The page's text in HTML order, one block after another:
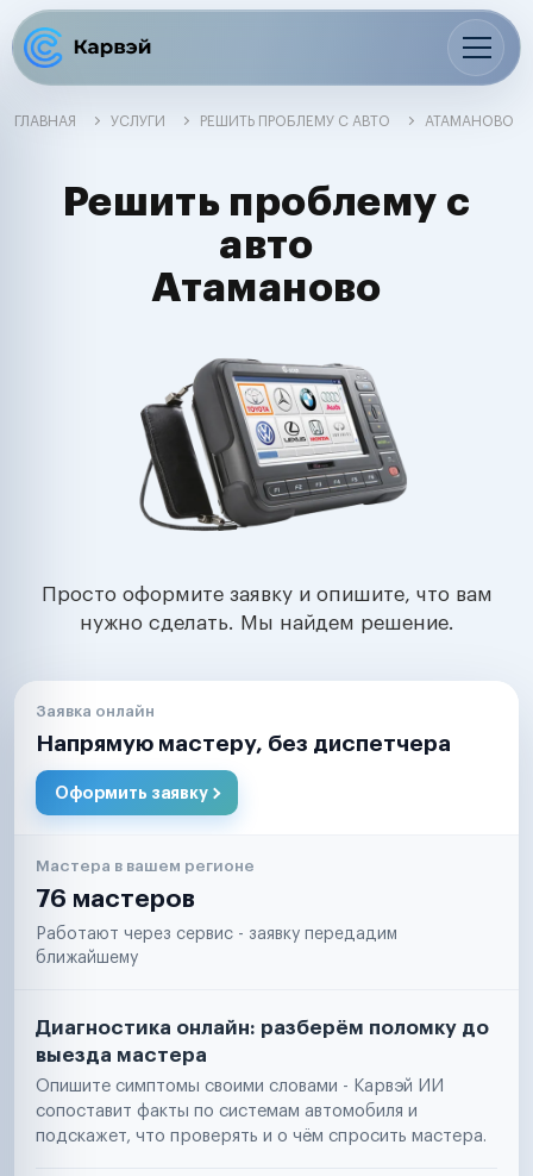
ГЛАВНАЯ УСЛУГИ РЕШИТЬ ПРОБЛЕМУ С АВТО АТАМАНОВО
Решить проблему с
авто
Атаманово
Просто оформите заявку и опишите, что вам
нужно сделать. Мы найдем решение.
Заявка онлайн
Напрямую мастеру, без диспетчера
Оформить заявку
Мастера в вашем регионе
76 мастеров
Работают через сервис - заявку передадим
ближайшему
Диагностика онлайн: разберём поломку до
выезда мастера
Опишите симптомы своими словами - Карвэй ИИ
сопоставит факты по системам автомобиля и
подскажет, что проверять и о чём спросить мастера.